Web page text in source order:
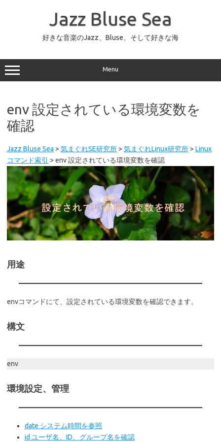
ッ
プ
Jazz Bluse Sea
好きな音楽のJazz、Bluse、そして好きな海
Menu
env 設定されている環境変数を
確認
Jazz Bluse Sea > 気まぐれSE研究所> 気まぐれLinux研究所> Linux
コマンド索引
> env 設定されている環境変数を確認
用途
envコマンドにて、設定されている環境変数を確認できます。
構文
env
環境設定、管理
date システム時間を参照
id ユーザ名、ID、グループ名を確認